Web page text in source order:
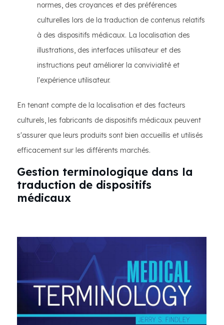
normes, des croyances et des préférences
culturelles lors de la traduction de contenus relatifs
à des dispositifs médicaux. La localisation des
illustrations, des interfaces utilisateur et des
instructions peut améliorer la convivialité et
l'expérience utilisateur.
En tenant compte de la localisation et des facteurs
culturels, les fabricants de dispositifs médicaux peuvent
s'assurer que leurs produits sont bien accueillis et utilisés
efficacement sur les différents marchés.
Gestion terminologique dans la
traduction de dispositifs
médicaux